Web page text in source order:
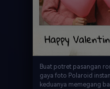
Buat potret pasangan
gaya foto Polaroid
keduanya memegang